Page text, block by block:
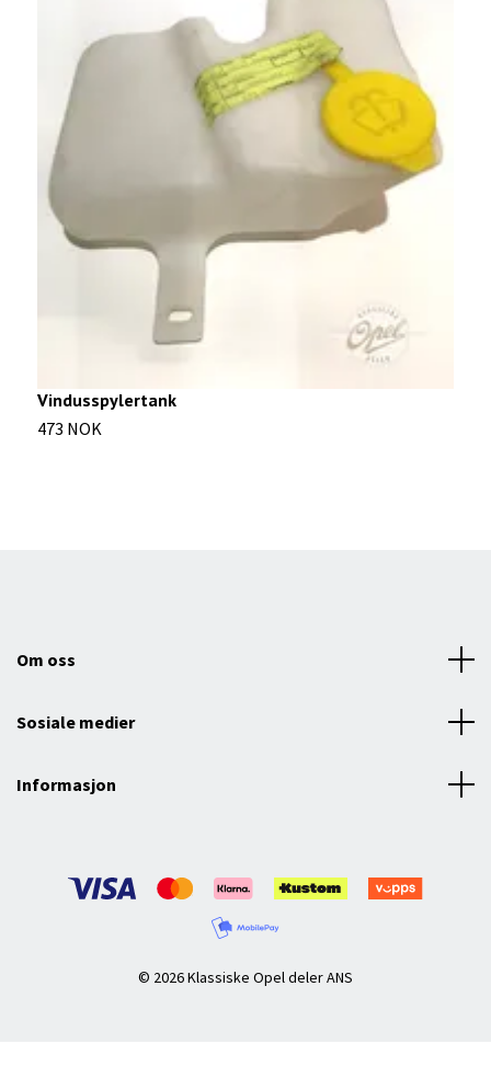
Vindusspylertank
473 NOK
Om oss
Sosiale medier
Informasjon
© 2026 Klassiske Opel deler ANS